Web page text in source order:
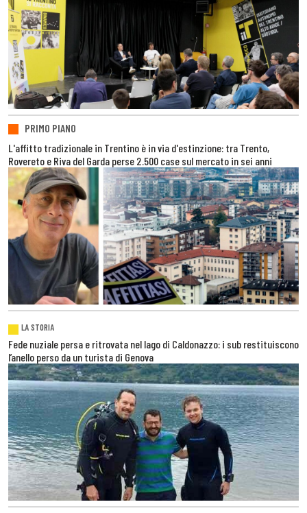
PRIMO PIANO
L'affitto tradizionale in Trentino è in via d'estinzione: tra Trento,
Rovereto e Riva del Garda perse 2.500 case sul mercato in sei anni
LA STORIA
Fede nuziale persa e ritrovata nel lago di Caldonazzo: i sub restituiscono
l’anello perso da un turista di Genova